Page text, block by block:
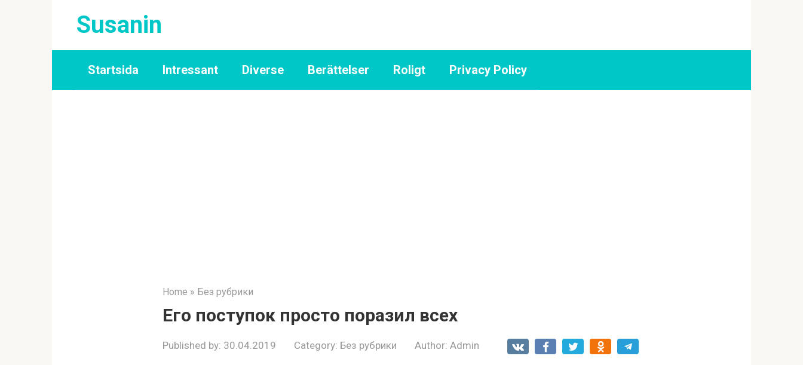
Susanin
Startsida Intressant Diverse Berättelser Roligt Privacy Policy
Home » Без рубрики
Его поступок просто поразил всех
Published by: 30.04.2019 Category: Без рубрики Author: Admin